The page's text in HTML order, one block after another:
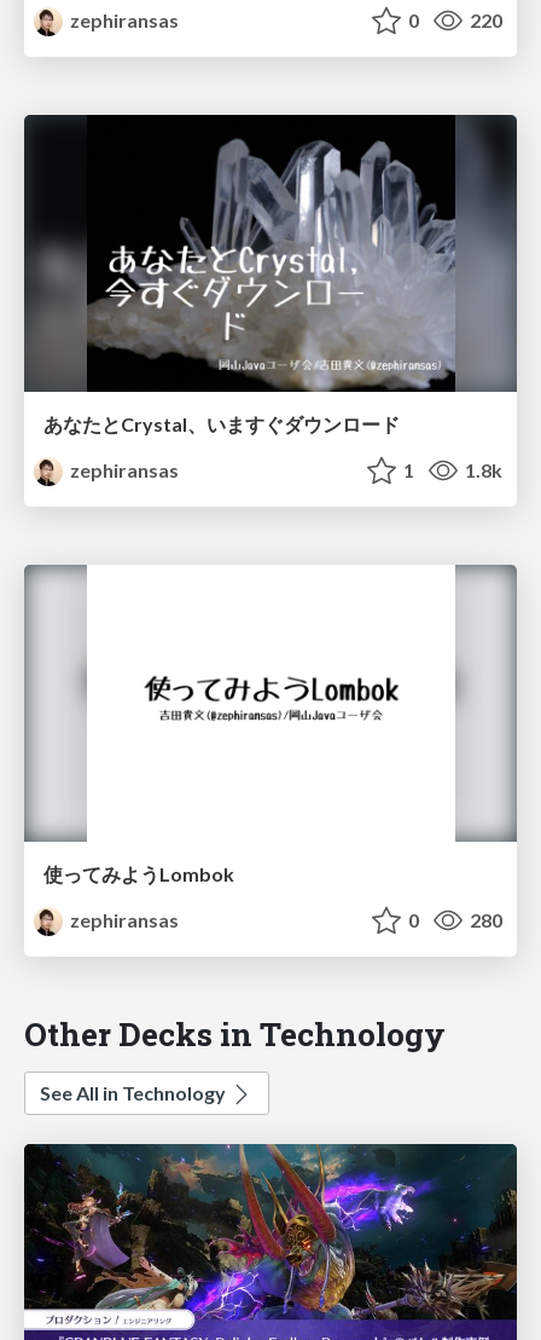
zephiransas 0 220
あなたとCrystal、いますぐダウンロード
zephiransas
1 1.8k
使ってみようLombok
zephiransas
0 280
Other Decks in Technology
See All in Technology